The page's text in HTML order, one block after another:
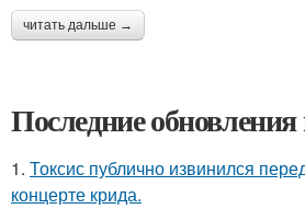
читать дальше →
Последние обновления
1. Токсис публично извинился
концерте крида.